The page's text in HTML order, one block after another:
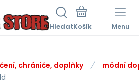
Hledat Menu
chrániče, doplňky
módní